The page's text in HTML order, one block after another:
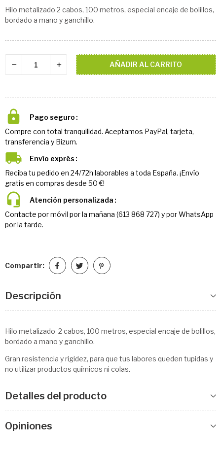
Hilo metalizado 2 cabos, 100 metros, especial encaje de bolillos,
bordado a mano y ganchillo.
AÑADIR AL CARRITO
Pago seguro
Compre con total tranquilidad. Aceptamos PayPal, tarjeta,
transferencia y Bizum.
Envío exprés
Reciba tu pedido en 24/72h laborables a toda España. ¡Envío
gratis en compras desde 50 €!
Atención personalizada
Contacte por móvil por la mañana (613 868 727) y por WhatsApp
por la tarde.
Compartir:
Descripción
Hilo metalizado 2 cabos, 100 metros, especial encaje de bolillos,
bordado a mano y ganchillo.
Gran resistencia y rigidez, para que tus labores queden tupidas y
no utilizar productos químicos ni colas.
Detalles del producto
Opiniones